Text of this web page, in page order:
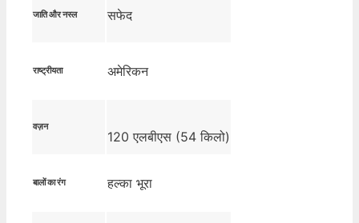
जाति और नस्ल सफेद
राष्ट्रीयता अमेरिकन
वज़न
120 एलबीएस (54 किलो)
बालों का रंग हल्का भूरा